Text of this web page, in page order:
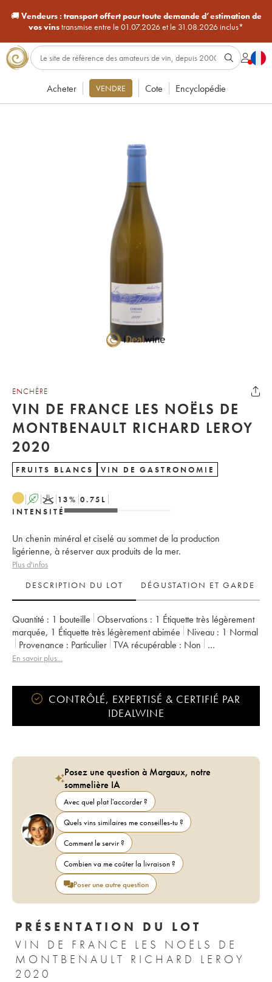
🚚Vendeurs : transport offert pour toute demande d’estimation de
vos vinstransmise entre le 01.07.2026 et le 31.08.2026 inclus*
Acheter VENDRE Cote Encyclopédie
ENCHÈRE
VIN DE FRANCE LES NOËLS DE
MONTBENAULT RICHARD LEROY
2020
FRUITS BLANCS VIN DE GASTRONOMIE
A K 13% 0.75 L
INTENSITÉ
Un chenin minéral et ciselé au sommet de la production
ligérienne, à réserver aux produits de la mer.
Plus d'infos
DESCRIPTION DU LOT
DÉGUSTATION ET GARDE
Quantité : 1 bouteille Observations : 1 Étiquette très légèrement
marquée, 1 Étiquette très légèrement abimée Niveau : 1 Normal
Provenance : particulier TVA récupérable :
non
Région :
Vallée de la Loire
En savoir plus...
CONTRÔLÉ, EXPERTISÉ & CERTIFIÉ PAR
IDEALWINE
Posez une question à Margaux, notre
sommelière IA
Avec quel plat l'accorder ?
Quels vins similaires me conseilles-tu ?
Comment le servir ?
Combien va me coûter la livraison ?
Poser une autre question
PRÉSENTATION DU LOT
VIN DE FRANCE LES NOËLS DE
MONTBENAULT RICHARD LEROY
2020